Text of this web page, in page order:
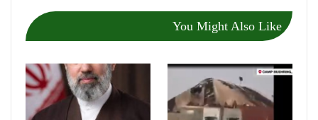
You Might Also Like